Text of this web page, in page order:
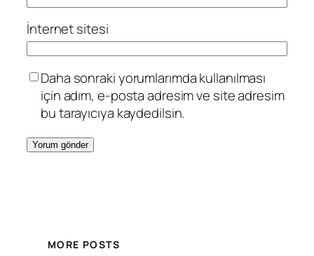
İnternet sitesi
Daha sonraki yorumlarımda kullanılması
için adım, e-posta adresim ve site adresim
bu tarayıcıya kaydedilsin.
MORE POSTS